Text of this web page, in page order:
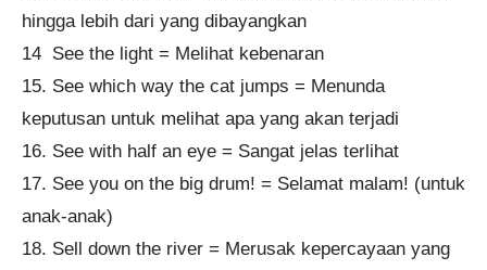
hingga lebih dari yang dibayangkan
14 See the light = Melihat kebenaran
15. See which way the cat jumps = Menunda
keputusan untuk melihat apa yang akan terjadi
16. See with half an eye = Sangat jelas terlihat
17. See you on the big drum! = Selamat malam! (untuk
anak-anak)
18. Sell down the river = Merusak kepercayaan yang